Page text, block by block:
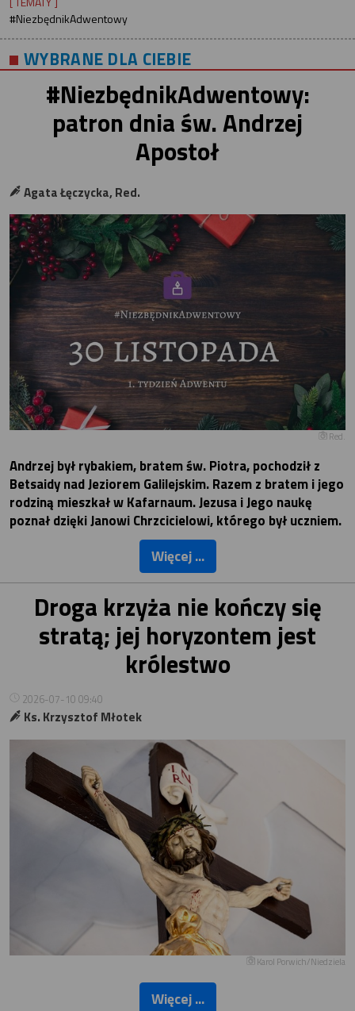
#NiezbędnikAdwentowy
WYBRANE DLA CIEBIE
#NiezbędnikAdwentowy:
patron dnia św. Andrzej
Apostoł
Agata Łęczycka, Red.
Red.
Andrzej był rybakiem, bratem św. Piotra, pochodził z
Betsaidy nad Jeziorem Galilejskim. Razem z bratem i jego
rodziną mieszkał w Kafarnaum. Jezusa i Jego naukę
poznał dzięki Janowi Chrzcicielowi, którego był uczniem.
Więcej ...
Droga krzyża nie kończy się
stratą; jej horyzontem jest
królestwo
2026-07-10 09:40
Ks. Krzysztof Młotek
Karol Porwich/Niedziela
Więcej ...